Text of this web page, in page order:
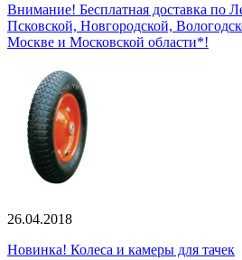
Внимание! Бесплатная доставка по
Псковской, Новгородской,
Москве и Московской области*!
26.04.2018
Новинка! Колеса и камеры для тачек